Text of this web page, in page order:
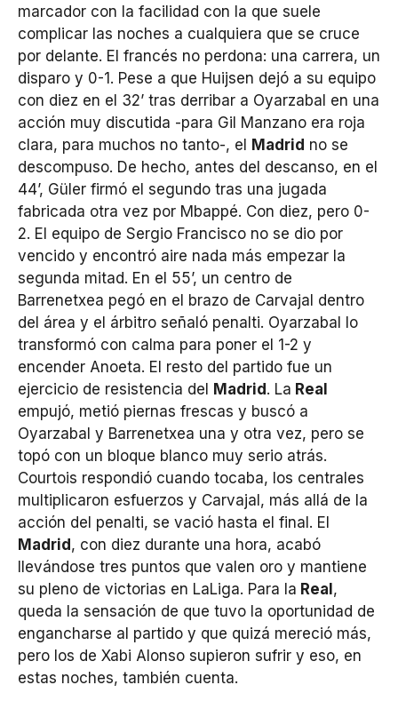
marcador con la facilidad con la que suele
complicar las noches a cualquiera que se cruce
por delante. El francés no perdona: una carrera, un
disparo y 0-1. Pese a que Huijsen dejó a su equipo
con diez en el 32’ tras derribar a Oyarzabal en una
acción muy discutida -para Gil Manzano era roja
clara, para muchos no tanto-, el
Madrid no se
descompuso. De hecho, antes del descanso, en el
44’, Güler firmó el segundo tras una jugada
fabricada otra vez por Mbappé. Con diez, pero 0-
2. El equipo de Sergio Francisco no se dio por
vencido y encontró aire nada más empezar la
segunda mitad. En el 55’, un centro de
Barrenetxea pegó en el brazo de Carvajal dentro
del área y el árbitro señaló penalti. Oyarzabal lo
transformó con calma para poner el 1-2 y
encender Anoeta. El resto del partido fue un
ejercicio de resistencia del
Madrid . La Real
empujó, metió piernas frescas y buscó a
Oyarzabal y Barrenetxea una y otra vez, pero se
topó con un bloque blanco muy serio atrás.
Courtois respondió cuando tocaba, los centrales
multiplicaron esfuerzos y Carvajal, más allá de la
acción del penalti, se vació hasta el final. El
Madrid , con diez durante una hora, acabó
llevándose tres puntos que valen oro y mantiene
su pleno de victorias en LaLiga. Para la Real ,
queda la sensación de que tuvo la oportunidad de
engancharse al partido y que quizá mereció más,
pero los de Xabi Alonso supieron sufrir y eso, en
estas noches, también cuenta.